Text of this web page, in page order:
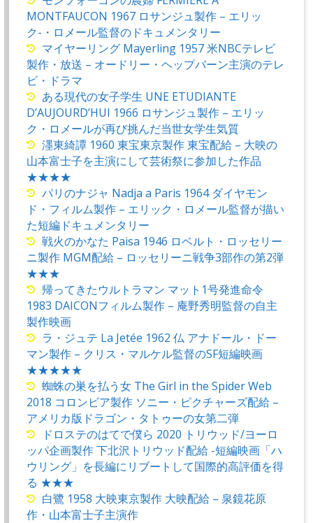
MONTFAUCON 1967 ロサンジュ製作 – エリッ
ク-・ロメール監督のドキュメンタリー
マイヤーリング Mayerling 1957 米NBCテレビ
製作・放送 – オードリー・ヘップバーン主演のテレ
ビ・ドラマ
ある現代の女子学生 UNE ETUDIANTE
D’AUJOURD’HUI 1966 ロサンジュ製作 – エリッ
ク・ロメールが再び挑んだ当世女学生気質
濹東綺譚 1960 東宝東京製作 東宝配給 – 大映の
山本富士子を主演にして芸術祭に参加した作品
★★★★
パリのナジャ Nadja a Paris 1964 ダイヤモン
ド・フィルム製作 – エリック・ロメール監督が描い
た短編ドキュメンタリー
戦火のかなた Paisa 1946 ロベルト・ロッセリー
ニ製作 MGM配給 – ロッセリーニ戦争3部作の第2弾
★★★
帰ってきたウルトラマン マット1号発進命令
1983 DAICONフィルム製作 – 庵野秀明監督の自主
製作映画
ラ・ジュテ La Jetée 1962 仏 アナドール・ドー
マン製作 – クリス・マルケル監督のSF短編映画
★★★★★
蜘蛛の巣を払う女 The Girl in the Spider Web
2018 コロンビア製作 ソニー・ピクチャーズ配給 –
アメリカ版ドラゴン・タトゥーの女第二弾
ドロステのはてで僕ら 2020 トリウッド/ヨーロ
ッパ企画製作 下北沢トリウッド配給 -短編映画「ハ
ウリング」を長編にリブートして国際的高評価を得
る ★★★
白鷺 1958 大映東京製作 大映配給 – 泉鏡花原
作・山本富士子主演作